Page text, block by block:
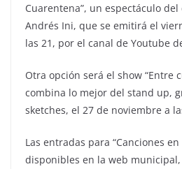
Cuarentena”, un espectáculo
Andrés Ini, que se emitirá el
las 21, por el canal de Youtube
Otra opción será el show “Entre
combina lo mejor del stand up,
sketches, el 27 de noviembre a
Las entradas para “Canciones
disponibles en la web